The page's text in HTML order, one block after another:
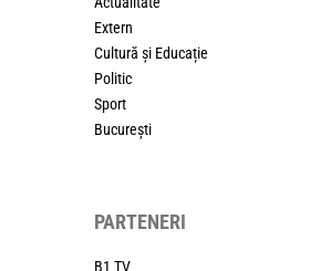
Extern
Cultură și Educație
Politic
Sport
București
PARTENERI
B1 TV